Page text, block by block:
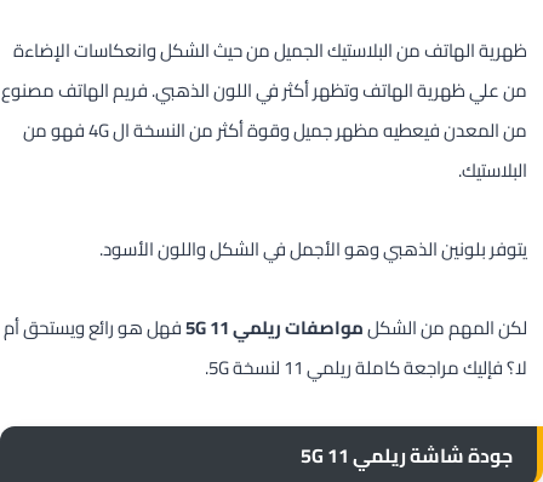
ظهرية الهاتف من البلاستيك الجميل من حيث الشكل وانعكاسات الإضاءة
من علي ظهرية الهاتف وتظهر أكثر في اللون الذهبي. فريم الهاتف مصنوع
من المعدن فيعطيه مظهر جميل وقوة أكثر من النسخة ال 4G فهو من
البلاستيك.
يتوفر بلونين الذهبي وهو الأجمل في الشكل واللون الأسود.
لكن المهم من الشكلمواصفات ريلمي 11 5G
فهل هو رائع ويستحق أم
لا؟ فإليك مراجعة كاملة ريلمي 11 لنسخة 5G.
جودة شاشة ريلمي 11 5G